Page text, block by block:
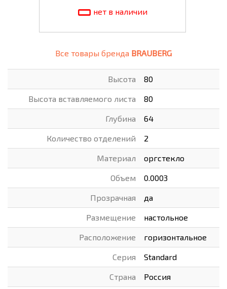
нет в наличии
Все товары бренда BRAUBERG
Высота 80
Высота вставляемого листа 80
Глубина 64
Количество отделений 2
Материал оргстекло
Объем 0.0003
Прозрачная да
Размещение настольное
Расположение горизонтальное
Серия Standard
Страна Россия